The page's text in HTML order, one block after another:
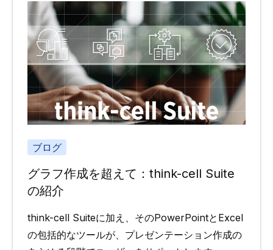
ブログ
グラフ作成を超えて：think-cell Suite
の紹介
think-cell Suiteに加え、そのPowerPointとExcel
の包括的なツールが、プレゼンテーション作成の